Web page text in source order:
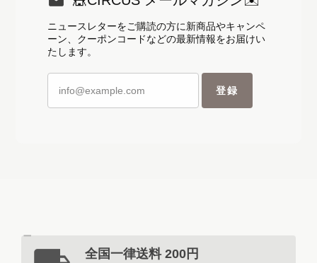
ニュースレターをご購読の方に新商品やキャンペ
ーン、クーポンコードなどの最新情報をお届けい
たします。
登録
全国一律送料 200円